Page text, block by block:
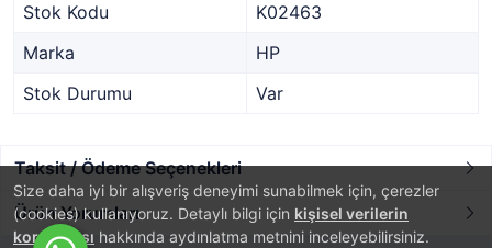
Size daha iyi bir alışveriş deneyimi sunabilmek için, çerezler
(cookies) kullanıyoruz. Detaylı bilgi için kişisel verilerin
korunması hakkında aydınlatma metnini inceleyebilirsiniz.
Stok Kodu
K02463
Marka
HP
Stok Durumu
Var
Taksit / Ödeme Seçenekleri
Ürün Yorumları